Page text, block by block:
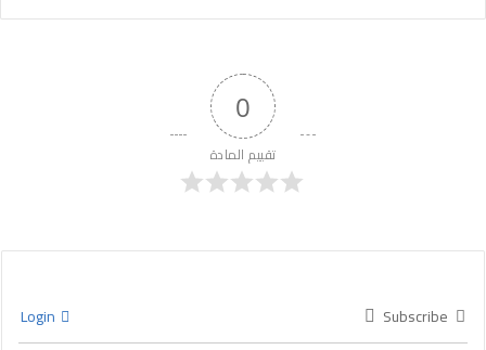
0
تقييم المادة
Subscribe